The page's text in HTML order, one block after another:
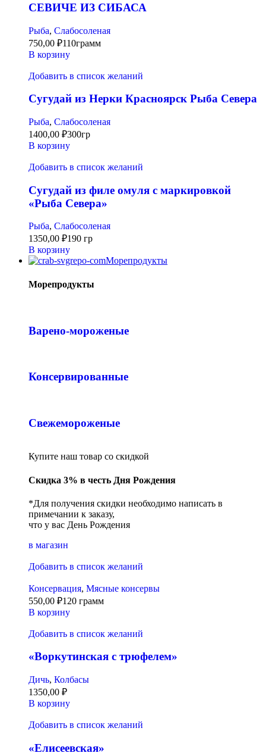
СЕВИЧЕ ИЗ СИБАСА
Рыба, Слабосоленая
750,00 ₽110грамм
В корзину
Добавить в список желаний
Сугудай из Нерки Красноярск Рыба Севера
Рыба, Слабосоленая
1400,00 ₽300гр
В корзину
Добавить в список желаний
Сугудай из филе омуля с маркировкой
«Рыба Севера»
Рыба, Слабосоленая
1350,00 ₽190 гр
В корзину
Морепродукты
Морепродукты
Варено-мороженые
Консервированные
Свежемороженые
Купите наш товар со скидкой
Скидка 3% в честь Дня Рождения
*Для получения скидки необходимо написать в
примечании к заказу,
что у вас День Рождения
в магазин
Добавить в список желаний
Консервация, Мясные консервы
550,00 ₽120 грамм
В корзину
Добавить в список желаний
«Воркутинская с трюфелем»
Дичь, Колбасы
1350,00 ₽
В корзину
Добавить в список желаний
«Елисеевская»